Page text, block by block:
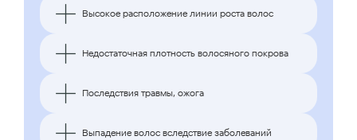
Высокое расположение линии роста волос
Недостаточная плотность волосяного покрова
Последствия травмы, ожога
Выпадение волос вследствие заболеваний